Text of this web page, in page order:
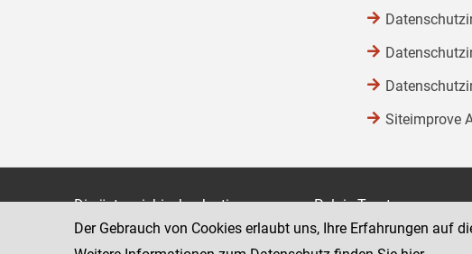
Siteimprove
Die österreichische Justiz
Bundesministerium für Justiz
Palais Trautson
Museumstraße 7
1070 Wien
Der Gebrauch von Cookies erlaubt uns, Ihre Erfahrungen auf